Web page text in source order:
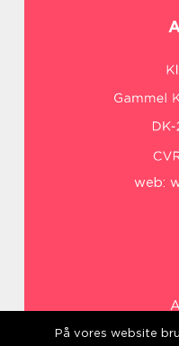
web:
På vores website